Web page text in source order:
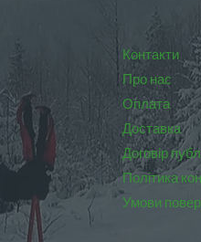
Контакти
Про нас
Оплата
Доставка
Договір
Політика
Умови